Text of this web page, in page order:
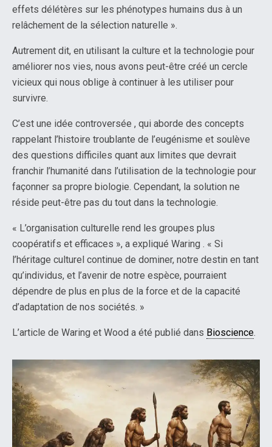
effets délétères sur les phénotypes humains dus à un
relâchement de la sélection naturelle ».
Autrement dit, en utilisant la culture et la technologie pour
améliorer nos vies, nous avons peut-être créé un cercle
vicieux qui nous oblige à continuer à les utiliser pour
survivre.
C’est une idée controversée , qui aborde des concepts
rappelant l’histoire troublante de l’eugénisme et soulève
des questions difficiles quant aux limites que devrait
franchir l’humanité dans l’utilisation de la technologie pour
façonner sa propre biologie. Cependant, la solution ne
réside peut-être pas du tout dans la technologie.
« L’organisation culturelle rend les groupes plus
coopératifs et efficaces », a expliqué Waring . « Si
l’héritage culturel continue de dominer, notre destin en tant
qu’individus, et l’avenir de notre espèce, pourraient
dépendre de plus en plus de la force et de la capacité
d’adaptation de nos sociétés. »
L’article de Waring et Wood a été publié dans Bioscience.